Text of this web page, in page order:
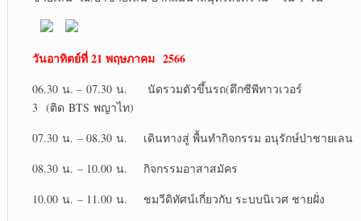
วันอาทิตย์ที่ 21 พฤษภาคม 2566
06.30 น. – 07.30 น. นัดรวมตัวขึ้นรถ(ตึกซีพีทาวเวอร์
3 (ติด BTS พญาไท)
07.30 น. – 08.30 น. เดินทางสู่ พื้นทำกิจกรรม อนุรักษ์ป่าชายเลน
08.30 น. – 10.00 น. กิจกรรมอาสาสมัคร
10.00 น. – 11.00 น. ชมวีดิทัศน์เกี่ยวกับ ระบบนิเวศ ชายฝั่ง